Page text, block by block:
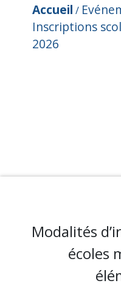
Accueil /
Inscriptions
2026
Modalités
écoles